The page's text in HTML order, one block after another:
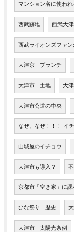
マンション名に使われ
西武跡地 西武大津
西武ライオンズファン
大津京 ブランチ
大津市 土地 大
大津市公道の中央
なぜ、なぜ！！！ イ
山城屋のイチョウ
大津市も導入？
京都市「空き家」に課
ひな祭り 歴史
大津市 太陽光条例